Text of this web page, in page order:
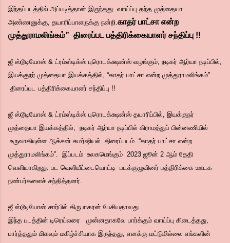
இந்தப்படத்தில் அப்படித்தான் இருந்தது. வாய்ப்பு தந்த முத்தையா
அண்ணனுக்கு, தயாரிப்பாளருக்கு நன்றி.காதர் பாட்சா என்ற
முத்துராமலிங்கம்” திரைப்பட பத்திரிக்கையாளர் சந்திப்பு !!
ஜீ ஸ்டூடியோஸ் & ட்ரம்ஸ்டிக்ஸ் புரொடக்க்ஷன்ஸ் வழங்கும், நடிகர் ஆர்யா நடிப்பில்,
இயக்குநர் முத்தையா இயக்கத்தில், “காதர் பாட்சா என்ற முத்துராமலிங்கம்”
திரைப்பட பத்திரிக்கையாளர் சந்திப்பு !!
ஜீ ஸ்டூடியோஸ் & ட்ரம்ஸ்டிக்ஸ் புரொடக்க்ஷன்ஸ் தயாரிப்பில், இயக்குநர்
முத்தையா இயக்கத்தில், நடிகர் ஆர்யா நடிப்பில் கிராமத்துப் பின்னணியில்
உருவாகியுள்ள ஆக்சன் கமர்ஷியல் திரைப்படம் “காதர் பாட்சா என்ற
முத்துராமலிங்கம்”. இப்படம் உலகமெங்கும் 2023 ஜூன் 2 ஆம் தேதி
வெளியாகிறது. பட வெளியீட்டையொட்டி படக்குழுவினர் பத்திரிக்கை ஊடக
நண்பர்களைச் சந்தித்தனர்.
ஜீ ஸ்டூடியோஸ் சார்பில் கிருபாகரன் பேசியதாவது…
இந்த படத்தின் டிரெய்லரை முன்னதாகவே பார்க்கும் வாய்ப்பு கிடைத்தது,
பார்த்ததும் மிகவும் மகிழ்ச்சியாக இருந்தது, எனக்கு மட்டுமில்லை எங்களின்